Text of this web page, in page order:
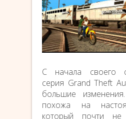
C начала своего
серия Grand Theft
большие
похожа на
который почти не